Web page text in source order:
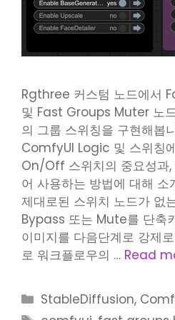
Rgthree 커스텀 노드에서
및 Fast Groups Muter 노
의 그룹 스위칭을 구현해봅
ComfyUI Logic 및 스위칭
On/Off 스위치의 중요성과,
어 사용하는 방법에 대해 소
제대로된 스위치 노드가 없
Bypass 또는 Mute를 단축
이미지를 다음단계로 강제
로 워크플로우의 … Read
Categories
StableDiffusion,